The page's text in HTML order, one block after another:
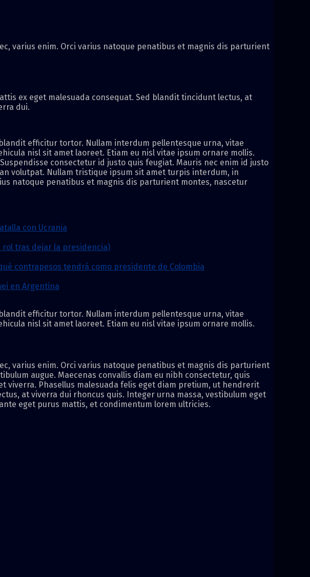
varius enim. Orci varius natoque penatibus et magnis dis parturient
ex eget malesuada consequat. Sed blandit tincidunt lectus, at
dui.
efficitur tortor. Nullam interdum pellentesque urna, vitae
nisl sit amet laoreet. Etiam eu nisl vitae ipsum ornare mollis.
consectetur id justo quis feugiat. Mauris nec enim id justo
volutpat. Nullam tristique ipsum sit amet turpis interdum, in
natoque penatibus et magnis dis parturient montes, nascetur
con Ucrania
rol tras dejar la presidencia)
contrapesos tendrá como presidente de Colombia
en Argentina
efficitur tortor. Nullam interdum pellentesque urna, vitae
nisl sit amet laoreet. Etiam eu nisl vitae ipsum ornare mollis.
varius enim. Orci varius natoque penatibus et magnis dis parturient
augue. Maecenas convallis diam eu nibh consectetur, quis
viverra. Phasellus malesuada felis eget diam pretium, ut hendrerit
at viverra dui rhoncus quis. Integer urna massa, vestibulum eget
eget purus mattis, et condimentum lorem ultricies.